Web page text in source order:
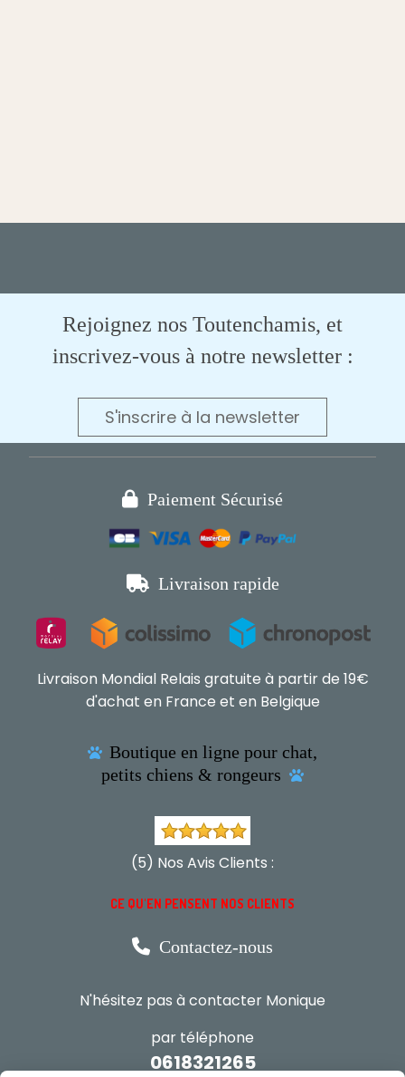
Rejoignez nos Toutenchamis, et
inscrivez-vous à notre newsletter :
S'inscrire à la newsletter
 Paiement Sécurisé
 Livraison rapide
Livraison Mondial Relais gratuite à partir de 19€
d'achat en France et en Belgique
 Boutique en ligne pour chat,
petits chiens & rongeurs

(5) Nos Avis Clients :
CE QU'EN PENSENT NOS CLIENTS
 Contactez-nous
N'hésitez pas à contacter Monique
par téléphone
0618321265